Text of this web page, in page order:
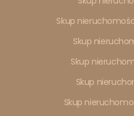
Skup
Skup
Skup
Skup
Skup